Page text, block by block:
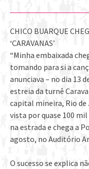
CHICO BUARQUE
‘CARAVANAS’
“Minha embaixada
tomando para si a
anunciava – no dia 13
estreia da turnê
capital mineira, Rio de
vista por quase 100 mil
na estrada e chega a
agosto, no Auditório
O sucesso se explica